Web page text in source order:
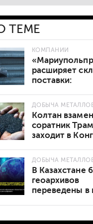
ТЕМЕ
КОМПАНИИ
расширяет
поставки:
стали теперь
ДОБЫЧА
Колтан
соратник
заходит в
ДОБЫЧА
В Казахстане
геоархивов
переведены в